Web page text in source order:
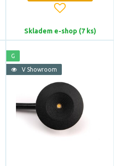
více
Skladem e-shop (7 ks)
G
V Showroom